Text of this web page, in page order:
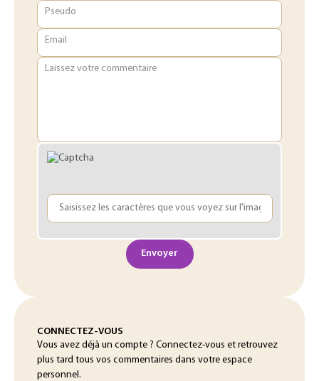
Pseudo
Email
Laissez votre commentaire
Envoyer
CONNECTEZ-VOUS
Vous avez déjà un compte ? Connectez-vous et retrouvez
plus tard tous vos commentaires dans votre espace
personnel.